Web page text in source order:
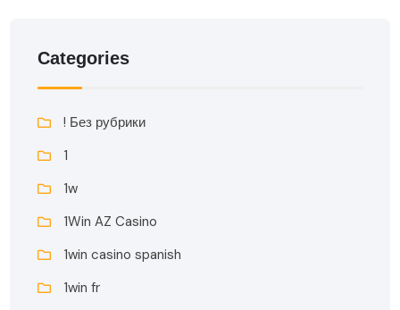
Categories
! Без рубрики
1
1w
1Win AZ Casino
1win casino spanish
1win fr